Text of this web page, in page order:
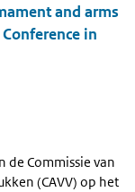
and arms
in
de Commissie van
(CAVV) op het